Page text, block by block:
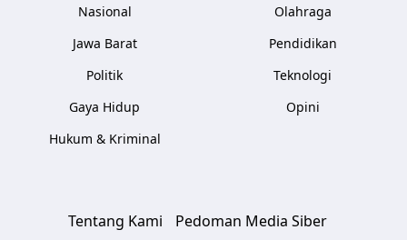
Nasional
Jawa Barat
Politik
Gaya Hidup
Hukum & Kriminal
Olahraga
Pendidikan
Teknologi
Opini
Tentang Kami Pedoman Media Siber